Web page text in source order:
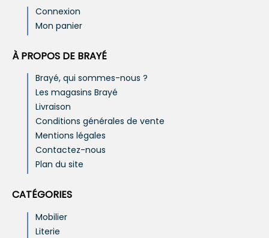
Connexion
Mon panier
À PROPOS DE BRAYÉ
Brayé, qui sommes-nous ?
Les magasins Brayé
Livraison
Conditions générales de vente
Mentions légales
Contactez-nous
Plan du site
CATÉGORIES
Mobilier
Literie